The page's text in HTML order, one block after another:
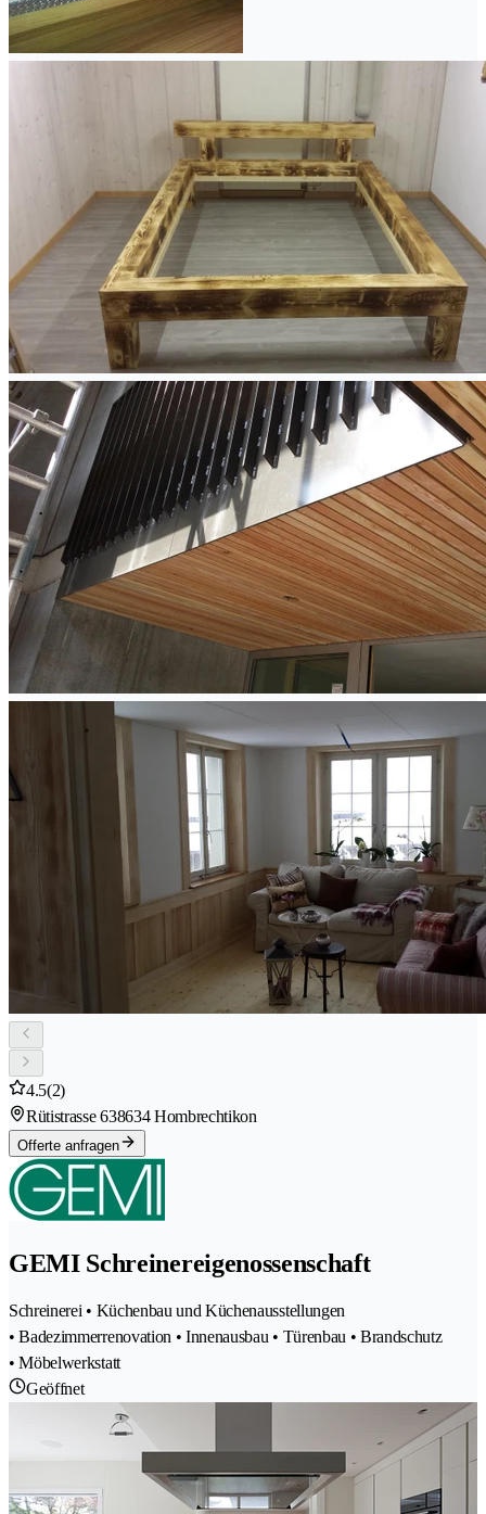
4.5(2)
Rütistrasse 638634 Hombrechtikon
Offerte anfragen
GEMI Schreinereigenossenschaft
Schreinerei • Küchenbau und Küchenausstellungen
• Badezimmerrenovation • Innenausbau • Türenbau • Brandschutz
• Möbelwerkstatt
Geöffnet